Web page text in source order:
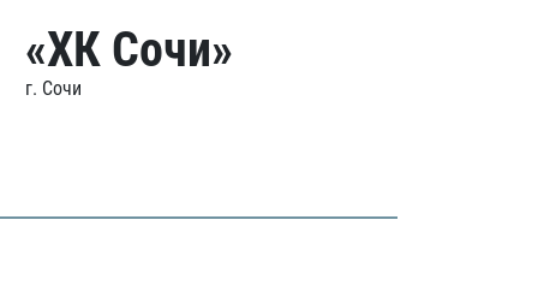
«ХК Сочи»
г. Сочи